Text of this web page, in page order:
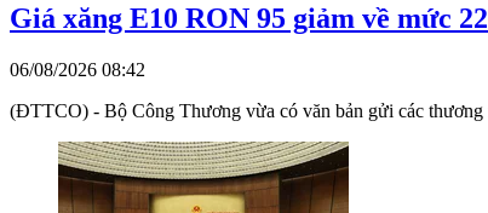
Giá xăng E10 RON 95 giảm về mức
06/08/2026 08:42
(ĐTTCO) - Bộ Công Thương vừa có văn bản gửi các thương